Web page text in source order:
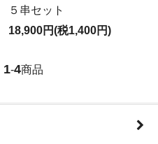
５串セット
18,900円(税1,400円)
1-4商品